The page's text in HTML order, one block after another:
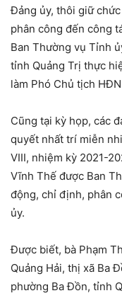
Đảng ủy, thôi giữ
phân công đến công
Ban Thường vụ Tỉnh
tỉnh Quảng Trị thực
làm Phó Chủ tịch
Cũng tại kỳ họp, các
quyết nhất trí miễn
VIII, nhiệm kỳ 2021-
Vĩnh Thế được Ban
động, chỉ định, phân
ủy.
Được biết, bà Phạm
Quảng Hải, thị xã Ba
phường Ba Đồn, tỉnh